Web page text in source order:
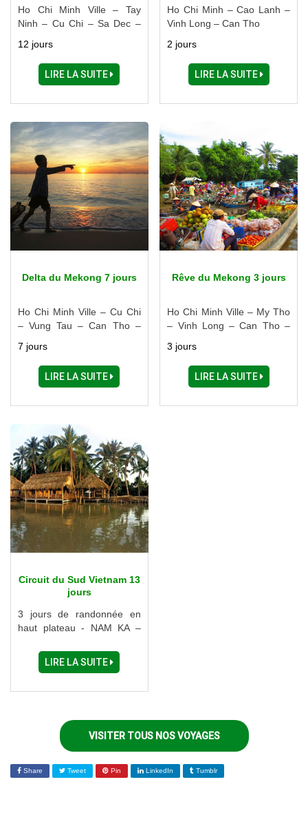
Ho Chi Minh Ville – Tay
Ninh – Cu Chi – Sa Dec –
Cao Lanh – Dalat – Buon
Me Thuot – Nha Trang –
Phan Thiet
12 jours
LIRE LA SUITE
Ho Chi Minh – Cao Lanh –
Vinh Long – Can Tho
2 jours
LIRE LA SUITE
Delta du Mekong 7 jours
Ho Chi Minh Ville – Cu Chi
– Vung Tau – Can Tho –
7 jours
LIRE LA SUITE
Rêve du Mekong 3 jours
Ho Chi Minh Ville – My Tho
– Vinh Long – Can Tho –
3 jours
LIRE LA SUITE
Circuit du Sud Vietnam 13
jours
3 jours de randonnée en
haut plateau - NAM KA –
– BUON JATU - LAC de
LAK - CASSADE BUON BIP
LIRE LA SUITE
VISITER TOUS NOS VOYAGES
Share Tweet Pin LinkedIn Tumblr